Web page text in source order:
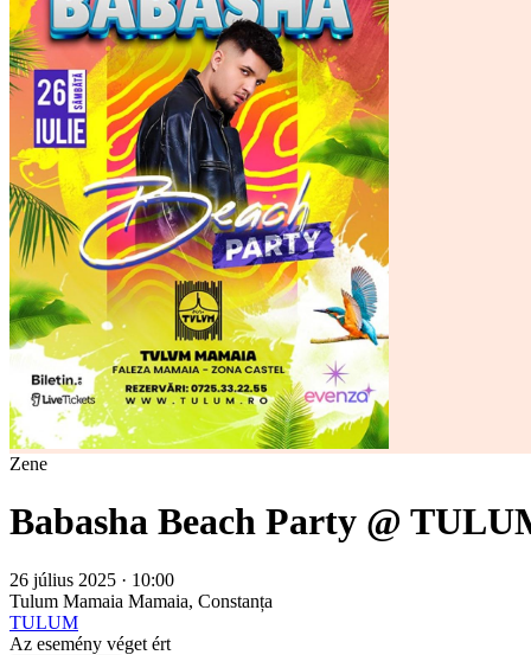
Zene
Babasha Beach Party @
26 július 2025 · 10:00
Tulum Mamaia Mamaia, Constanța
TULUM
Az esemény véget ért